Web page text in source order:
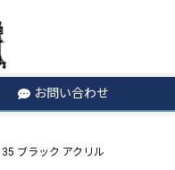
お問い合わせ
検索
ブラック アクリル